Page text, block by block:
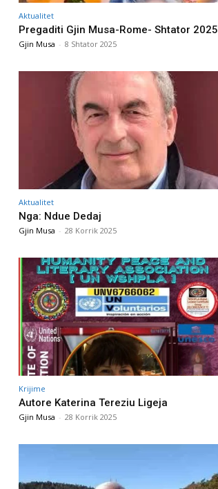
Aktualitet
Pregaditi Gjin Musa-Rome- Shtator 2025
Gjin Musa - 8 Shtator 2025
Aktualitet
Nga: Ndue Dedaj
Gjin Musa - 28 Korrik 2025
Krijime
Autore Katerina Tereziu Ligeja
Gjin Musa - 28 Korrik 2025